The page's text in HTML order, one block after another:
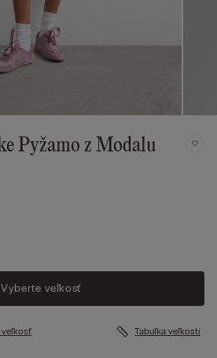
Pyžamo z Modalu
Vyberte veľkosť
Tabuľka veľkostí